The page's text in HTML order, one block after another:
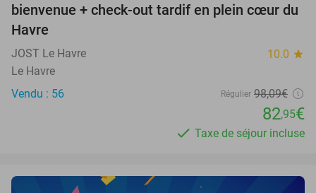
bienvenue + check-out tardif en plein cœur du
Havre
JOST Le Havre 10.0 star
Le Havre
Vendu : 56
Régulier 98,09€
82,95€
Taxe de séjour incluse